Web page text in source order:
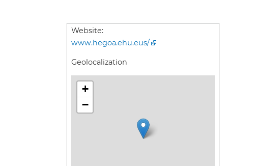
Website:
www.hegoa.ehu.eus/
Geolocalization
+
−